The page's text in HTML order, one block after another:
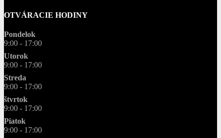
OTVÁRACIE HODINY
Pondelok
9:00 - 17:00
Utorok
9:00 - 17:00
Streda
9:00 - 17:00
štvrtok
9:00 - 17:00
Piatok
9:00 - 17:00